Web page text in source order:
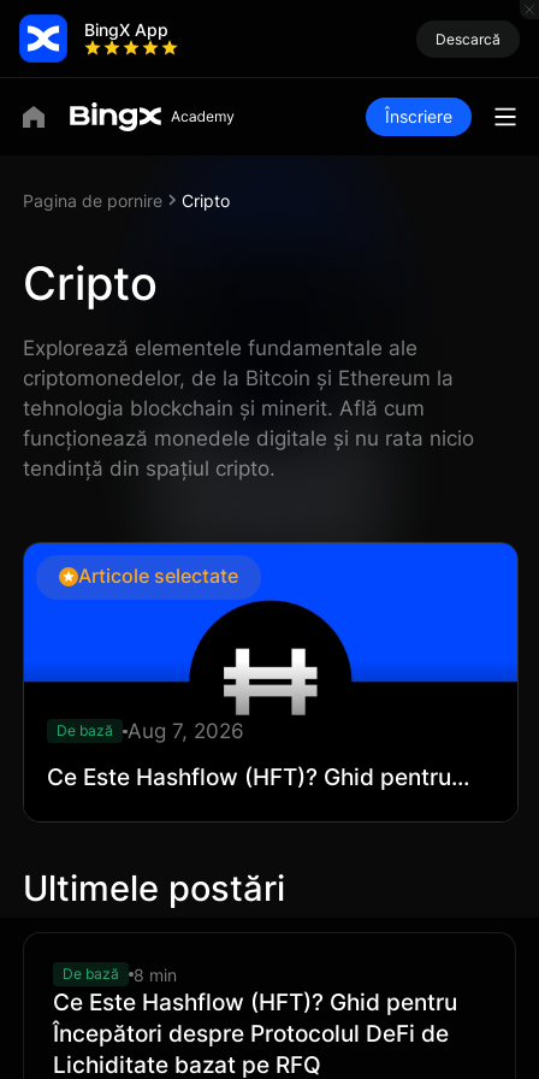
BingX App Descarcă
Înscriere
Pagina de pornire Cripto
Cripto
Explorează elementele fundamentale ale
criptomonedelor, de la Bitcoin și Ethereum la
tehnologia blockchain și minerit. Află cum
funcționează monedele digitale și nu rata nicio
tendință din spațiul cripto.
Articole selectate
De bază Aug 7, 2026
Ce Este Hashflow (HFT)? Ghid pentru
Ultimele postări
De bază 8 min
Ce Este Hashflow (HFT)? Ghid pentru
Începători despre Protocolul DeFi de
Lichiditate bazat pe RFQ